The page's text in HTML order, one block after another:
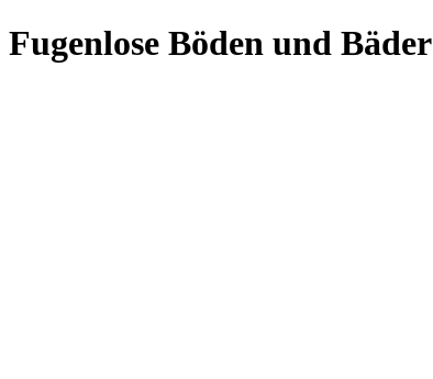
Fugenlose Böden und Bäder